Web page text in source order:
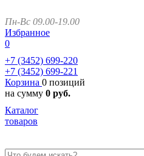
Пн-Вс 09.00-19.00
Избранное
0
+7 (3452) 699-220
+7 (3452) 699-221
Корзина 0 позиций
на сумму 0 руб.
Каталог
товаров